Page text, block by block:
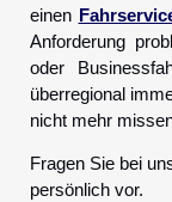
einen
Anforderung
oder
überregional
nicht mehr
Fragen Sie bei
persönlich vor.